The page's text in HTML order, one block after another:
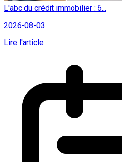
L'abc du crédit immobilier : 6...
2026-08-03
Lire l'article